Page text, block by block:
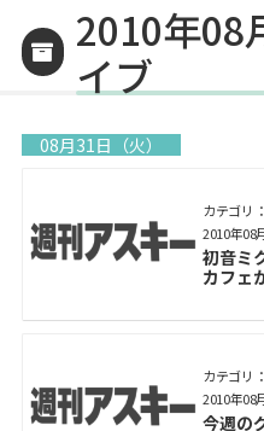
2010年08
イブ
08月31日（火）
カテゴリ
初音ミ
カフェ
2010年08
カテゴリ
今週の
2010年08